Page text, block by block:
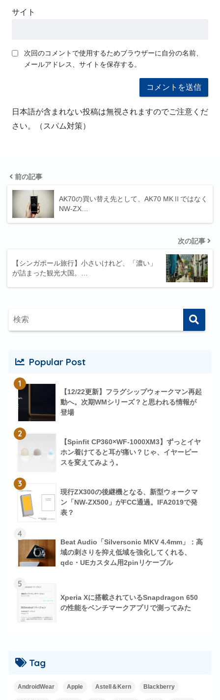
サイト
次回のコメントで使用するためブラウザーに自分の名前、
メールアドレス、サイトを保存する。
日本語が含まれない投稿は無視されますのでご注意くだ
さい。（スパム対策）
前の記事
AK70の買い替え先として、AK70 MKⅡではなく
NW-ZX…
次の記事
【シンガポール旅行】小さいけれど、「濃い」
が詰まった観光大国。…
Popular Post
1
【12/22更新】フラグシップウォークマン再起
動へ。次期WMシリーズ？と思われる情報が
登場
2
【Spinfit CP360×WF-1000XM3】ずっとイヤ
ホン着けてると耳が痛い？じゃ、イヤーピー
スを変えてみよう。
3
現行ZX300の後継機となる、新型ウォークマ
ン「NW-ZX500」がFCC通過。IFA2019で発
表？
4
Beat Audio「Silversonic MKV 4.4mm」：高
域の刺さりを抑え低域を強化してくれる、
qdc・UEカスタム用2pinリケーブル
5
Xperia Xに搭載されているSnapdragon 650
の性能をベンチマークアプリで測ってみた
Tag
AndroidWear Apple Astell＆Kern Blackberry